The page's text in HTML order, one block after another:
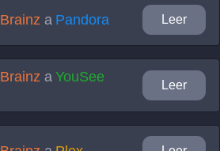
a Pandora Leer
aYouSee
Leer